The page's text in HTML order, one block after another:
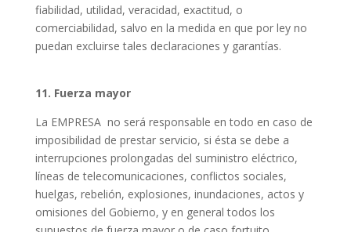
fiabilidad, utilidad, veracidad, exactitud, o
comerciabilidad, salvo en la medida en que por ley no
puedan excluirse tales declaraciones y garantías.
11. Fuerza mayor
La EMPRESA no será responsable en todo en caso de
imposibilidad de prestar servicio, si ésta se debe a
interrupciones prolongadas del suministro eléctrico,
líneas de telecomunicaciones, conflictos sociales,
huelgas, rebelión, explosiones, inundaciones, actos y
omisiones del Gobierno, y en general todos los